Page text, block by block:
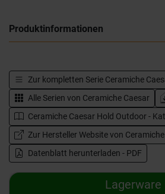
Produktinformationen
Zur kompletten Serie Ceramiche
Alle Serien von Ceramiche Caesar
Ceramiche Caesar Hold Outdoor -
Zur Hersteller Website von
Datenblatt herunterladen - PDF
Lagerware